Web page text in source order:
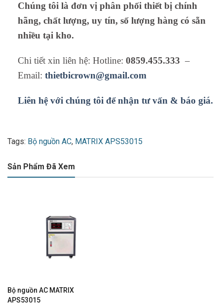
Chúng tôi là đơn vị phân phối thiết bị chính
hãng, chất lượng, uy tín, số lượng hàng có sẵn
nhiều tại kho.
Chi tiết xin liên hệ: Hotline: 0859.455.333 –
Email: thietbicrown@gmail.com
Liên hệ với chúng tôi để nhận tư vấn & báo giá.
Tags: Bộ nguồn AC, MATRIX APS53015
Sản Phẩm Đã Xem
Bộ nguồn AC MATRIX
APS53015